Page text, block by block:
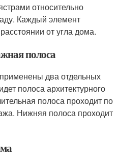
относительно
Каждый элемент
от угла дома.
полоса
два отдельных
полоса архитектурного
полоса проходит по
Нижняя полоса проходит